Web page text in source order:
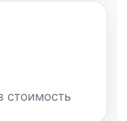
стоимость